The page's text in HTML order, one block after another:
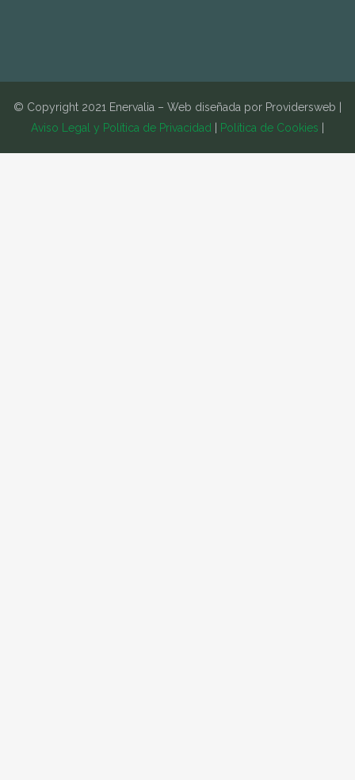
© Copyright 2021 Enervalia – Web diseñada por Providersweb |
Aviso Legal y Política de Privacidad
Política de Cookies